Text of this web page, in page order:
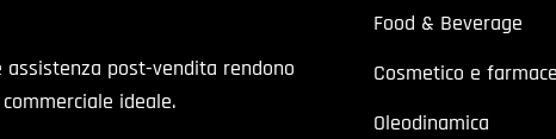
post-vendita rendono
ideale.
Food & Beverage
Cosmetico e
Oleodinamica